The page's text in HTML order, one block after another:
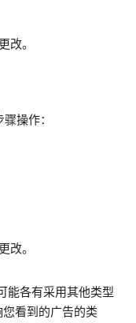
改。
操作：
改。
能各有采用其他类型
看到的广告的类